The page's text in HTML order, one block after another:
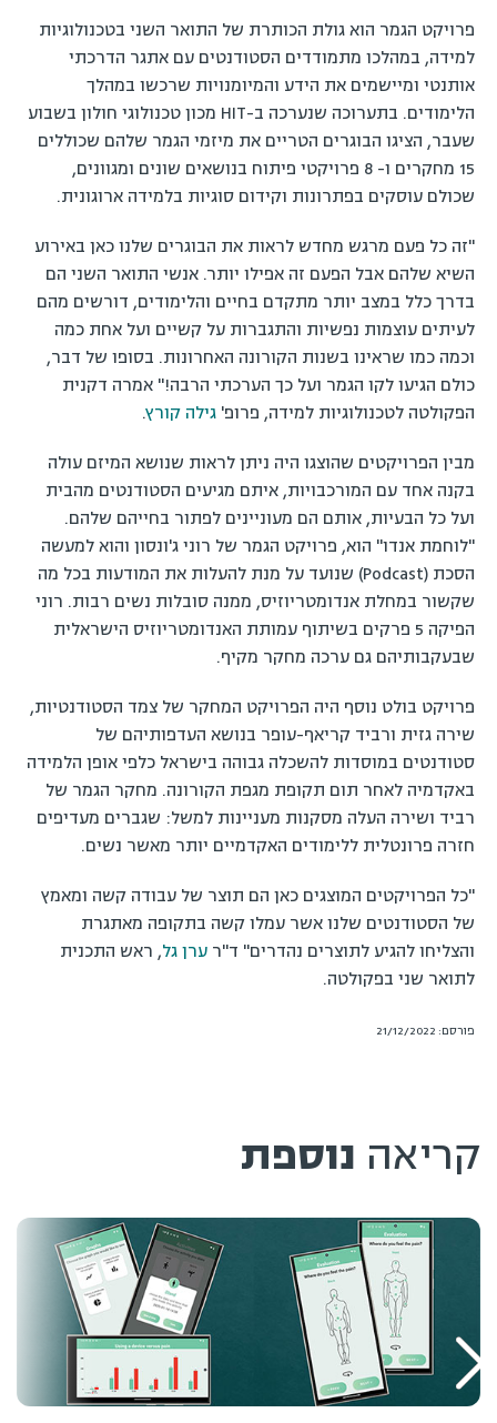
פרויקט הגמר הוא גולת הכותרת של התואר השני בטכנולוגיות
למידה, במהלכו מתמודדים הסטודנטים עם אתגר הדרכתי
אותנטי ומיישמים את הידע והמיומנויות שרכשו במהלך
הלימודים. בתערוכה שנערכה ב-HIT מכון טכנולוגי חולון בשבוע
שעבר, הציגו הבוגרים הטריים את מיזמי הגמר שלהם שכוללים
15 מחקרים ו- 8 פרויקטי פיתוח בנושאים שונים ומגוונים,
שכולם עוסקים בפתרונות וקידום סוגיות בלמידה ארוגונית.
"זה כל פעם מרגש מחדש לראות את הבוגרים שלנו כאן באירוע
השיא שלהם אבל הפעם זה אפילו יותר. אנשי התואר השני הם
בדרך כלל במצב יותר מתקדם בחיים והלימודים, דורשים מהם
לעיתים עוצמות נפשיות והתגברות על קשיים ועל אחת כמה
וכמה כמו שראינו בשנות הקורונה האחרונות. בסופו של דבר,
כולם הגיעו לקו הגמר ועל כך הערכתי הרבה!" אמרה דקנית
הפקולטה לטכנולוגיות למידה, פרופ' גילה קורץ.
מבין הפרויקטים שהוצגו היה ניתן לראות שנושא המיזם עולה
בקנה אחד עם המורכבויות, איתם מגיעים הסטודנטים מהבית
ועל כל הבעיות, אותם הם מעוניינים לפתור בחייהם שלהם.
"לוחמת אנדו" הוא, פרויקט הגמר של רוני ג'ונסון והוא למעשה
הסכת (Podcast) שנועד על מנת להעלות את המודעות בכל מה
שקשור במחלת אנדומטריוזיס, ממנה סובלות נשים רבות. רוני
הפיקה 5 פרקים בשיתוף עמותת האנדומטריוזיס הישראלית
שבעקבותיהם גם ערכה מחקר מקיף.
פרויקט בולט נוסף היה הפרויקט המחקר של צמד הסטודנטיות,
שירה גזית ורביד קריאף-עופר בנושא העדפותיהם של
סטודנטים במוסדות להשכלה גבוהה בישראל כלפי אופן הלמידה
באקדמיה לאחר תום תקופת מגפת הקורונה. מחקר הגמר של
רביד ושירה העלה מסקנות מעניינות למשל: שגברים מעדיפים
חזרה פרונטלית ללימודים האקדמיים יותר מאשר נשים.
"כל הפרויקטים המוצגים כאן הם תוצר של עבודה קשה ומאמץ
של הסטודנטים שלנו אשר עמלו קשה בתקופה מאתגרת
והצליחו להגיע לתוצרים נהדרים" ד"ר ערן גל, ראש התכנית
לתואר שני בפקולטה.
פורסם: 21/12/2022
קריאה נוספת